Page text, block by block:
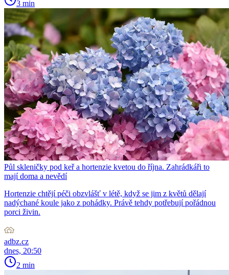
3 min
Půl skleničky pod keř a hortenzie kvetou do října. Zahrádkáři to
mají doma a nevědí
Hortenzie chtějí péči obzvlášť v létě, když se jim z květů dělají
nadýchané koule jako z pohádky. Právě tehdy potřebují pořádnou
porci živin.
adbz.cz
dnes, 20:50
2 min